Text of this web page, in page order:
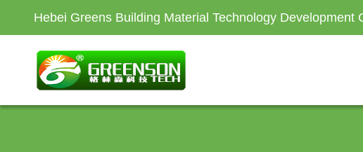
Hebei Greens Building Material Technology Development